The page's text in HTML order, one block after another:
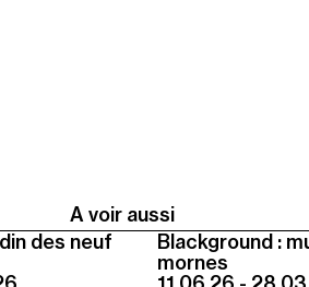
A voir aussi
des neuf
Blackground :
mornes